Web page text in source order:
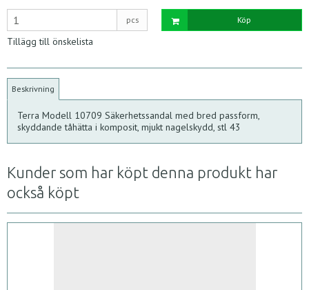
pcs Köp
Tillägg till önskelista
Beskrivning
Terra Modell 10709 Säkerhetssandal med bred passform,
skyddande tåhätta i komposit, mjukt nagelskydd, stl 43
Kunder som har köpt denna produkt har
också köpt